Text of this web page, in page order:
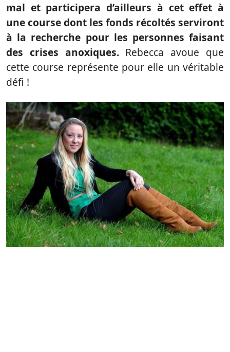
mal et participera d’ailleurs à cet effet à
une course dont les fonds récoltés serviront
à la recherche pour les personnes faisant
des crises anoxiques.Rebecca avoue que
cette course représente pour elle un véritable
défi !